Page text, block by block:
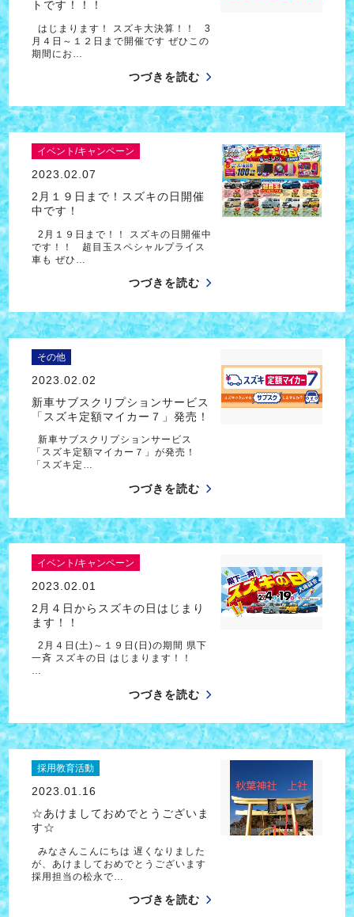
トです！！！
はじまります！ スズキ大決算！！ 3
月４日～１２日まで開催です ぜひこの
期間にお…
つづきを読む
イベント/キャンペーン
2023.02.07
2月１９日まで！スズキの日開催
中です！
2月１９日まで！！ スズキの日開催中
です！！ 超目玉スペシャルプライス
車も ぜひ…
つづきを読む
その他
2023.02.02
新車サブスクリプションサービス
「スズキ定額マイカー７」発売！
新車サブスクリプションサービス
「スズキ定額マイカー７」が発売！
「スズキ定…
つづきを読む
イベント/キャンペーン
2023.02.01
2月４日からスズキの日はじまり
ます！！
2月４日(土)～１９日(日)の期間 県下
一斉 スズキの日 はじまります！！
…
つづきを読む
採用教育活動
2023.01.16
☆あけましておめでとうございま
す☆
みなさんこんにちは 遅くなりました
が、あけましておめでとうございます
採用担当の松永で…
つづきを読む